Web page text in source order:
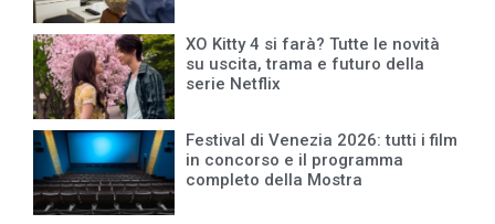
XO Kitty 4 si farà? Tutte le novità
su uscita, trama e futuro della
serie Netflix
Festival di Venezia 2026: tutti i film
in concorso e il programma
completo della Mostra